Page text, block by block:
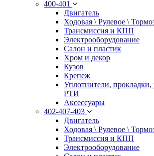
400-401
Двигатель
Ходовая \ Рулевое \
Трансмиссия и КПП
Электрооборудование
Салон и пластик
Хром и декор
Кузов
Крепеж
Уплотнители,
РТИ
Аксессуары
402-407-403
Двигатель
Ходовая \ Рулевое \
Трансмиссия и КПП
Электрооборудование